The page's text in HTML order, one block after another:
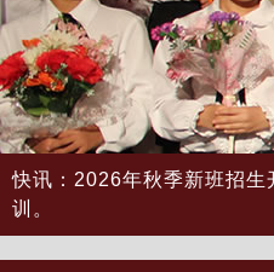
快讯：2026年秋季新班招
训。